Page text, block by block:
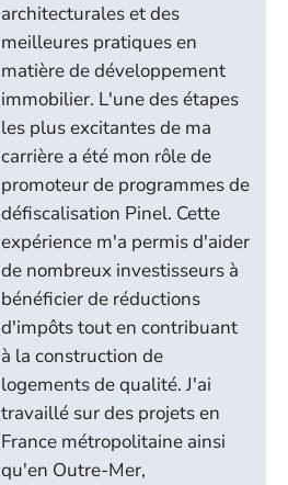
architecturales et des
meilleures pratiques en
matière de développement
immobilier. L'une des étapes
les plus excitantes de ma
carrière a été mon rôle de
promoteur de programmes de
défiscalisation Pinel. Cette
expérience m'a permis d'aider
de nombreux investisseurs à
bénéficier de réductions
d'impôts tout en contribuant
à la construction de
logements de qualité. J'ai
travaillé sur des projets en
France métropolitaine ainsi
qu'en Outre-Mer,